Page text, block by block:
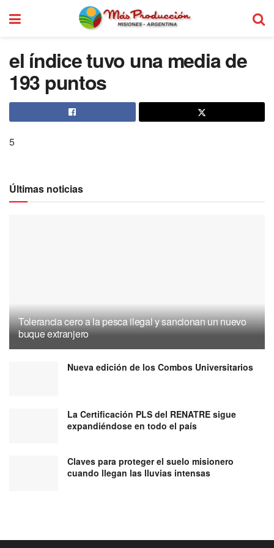
el índice tuvo una media de
193 puntos
5
Últimas noticias
Tolerancia cero a la pesca ilegal y sancionan un nuevo
buque extranjero
Nueva edición de los Combos Universitarios
La Certificación PLS del RENATRE sigue
expandiéndose en todo el país
Claves para proteger el suelo misionero
cuando llegan las lluvias intensas